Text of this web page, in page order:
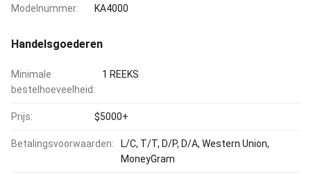
Modelnummer: KA4000
Handelsgoederen
Minimale
bestelhoeveelheid:
1 REEKS
Prijs: $5000+
Betalingsvoorwaarden:
L/C, T/T, D/P, D/A, Western Union,
MoneyGram